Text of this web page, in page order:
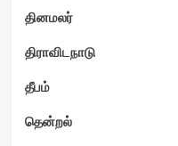
தினமலர்
திராவிடநாடு
தீபம்
தென்றல்